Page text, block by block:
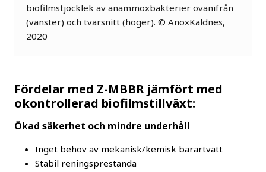
biofilmstjocklek av anammoxbakterier ovanifrån
(vänster) och tvärsnitt (höger). © AnoxKaldnes,
2020
Fördelar med Z-MBBR jämfört med
okontrollerad biofilmstillväxt:
Ökad säkerhet och mindre underhåll
Inget behov av mekanisk/kemisk bärartvätt
Stabil reningsprestanda